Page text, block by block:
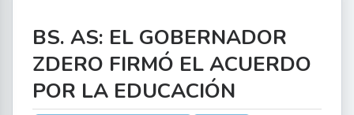
BS. AS: EL GOBERNADOR
ZDERO FIRMÓ EL ACUERDO
POR LA EDUCACIÓN